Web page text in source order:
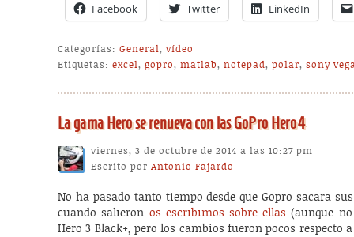
Facebook Twitter LinkedIn
Categorías: General,vídeo
Etiquetas: excel,gopro,matlab,notepad,polar,sony
La gama Hero se renueva con las GoPro Hero4
viernes, 3 de octubre de 2014 a las 10:27 pm
Escrito porAntonio Fajardo
No ha pasado tanto tiempo desde que Gopro sacara
cuando salieron os escribimos sobre ellas (aunque
Hero 3 Black+, pero los cambios fueron pocos respecto